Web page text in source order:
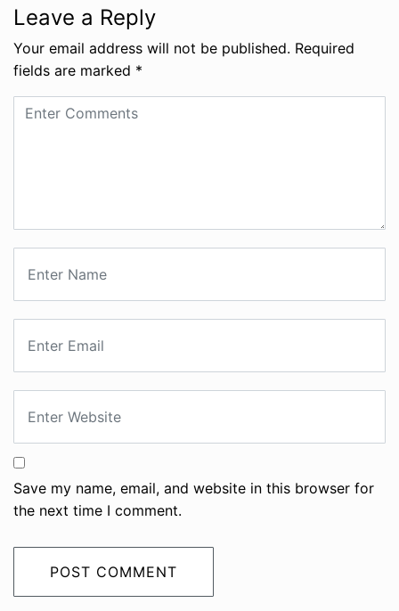
Leave a Reply
Your email address will not be published. Required
fields are marked *
Save my name, email, and website in this browser for
the next time I comment.